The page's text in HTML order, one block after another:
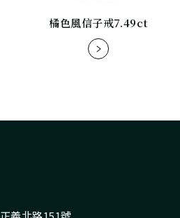
橘色風信子戒7.49ct